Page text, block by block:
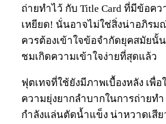
ถ่ายทำไว้ กับ Title Card ที่มีข้อค
เหยียด! นั่นอาจไม่ใช่สิ่งน่าอภิรม
ควรต้องเข้าใจข้อจำกัดยุคสมัยนั้
ชมเกิดความเข้าใจง่ายที่สุดแล้ว
ฟุตเทจที่ใช้ยังมีภาพเบื้องหลัง เพื่
ความยุ่งยากลำบากในการถ่ายท
กำลังแล่นตัดน้ำแข็ง น่าหวาดเสี